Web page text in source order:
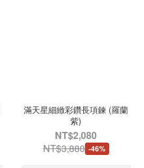
滿天星細緻彩鑽長項鍊 (羅蘭
紫)
NT$2,080
NT$3,880 -46%